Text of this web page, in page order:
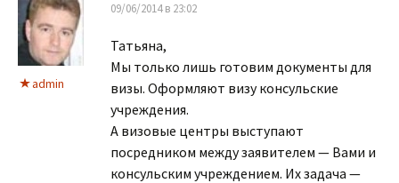
admin
09/06/2014 в 23:02
Татьяна,
Мы только лишь готовим документы для
визы. Оформляют визу консульские
учреждения.
А визовые центры выступают
посредником между заявителем — Вами и
консульским учреждением. Их задача —